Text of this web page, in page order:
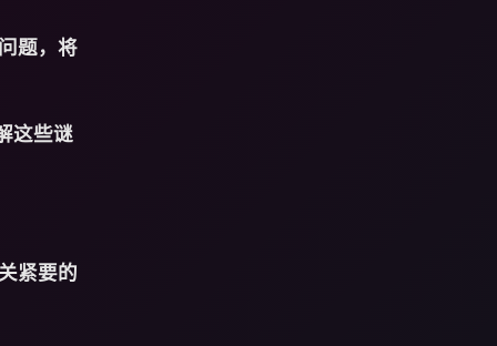
题，将
这些谜
紧要的